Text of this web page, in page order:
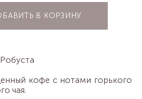
В КОРЗИНУ
кофе с нотами горького
чая.